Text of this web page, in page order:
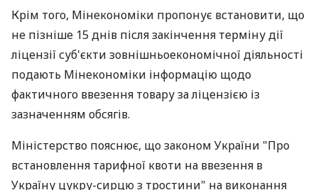
Крім того, Мінекономіки пропонує встановити, що
не пізніше 15 днів після закінчення терміну дії
ліцензії суб'єкти зовнішньоекономічної діяльності
подають Мінекономіки інформацію щодо
фактичного ввезення товару за ліцензією із
зазначенням обсягів.
Міністерство пояснює, що законом України "Про
встановлення тарифної квоти на ввезення в
Україну цукру-сирцю з тростини" на виконання